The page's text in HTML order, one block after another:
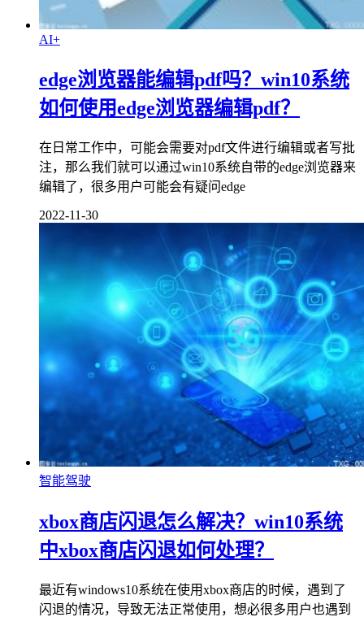
AI+
edge浏览器能编辑pdf吗？win10系统
如何使用edge浏览器编辑pdf？
在日常工作中，可能会需要对pdf文件进行编辑或者写批
注，那么我们就可以通过win10系统自带的edge浏览器来
编辑了，很多用户可能会有疑问edge
2022-11-30
智能驾驶
xbox商店闪退怎么解决？win10系统
中xbox商店闪退如何处理？
最近有windows10系统在使用xbox商店的时候，遇到了
闪退的情况，导致无法正常使用，想必很多用户也遇到